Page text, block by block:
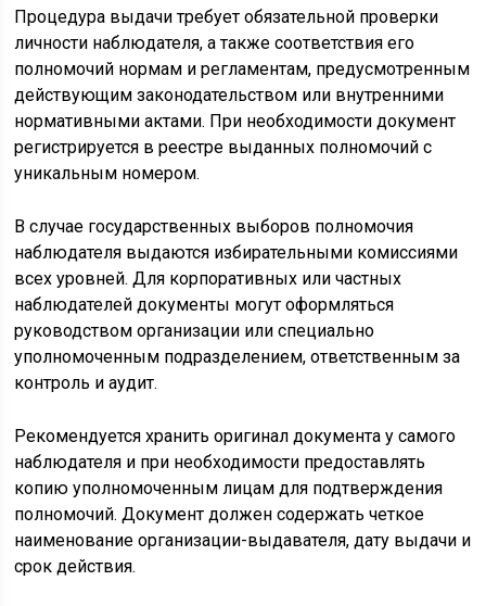
Процедура выдачи требует обязательной проверки
личности наблюдателя, а также соответствия его
полномочий нормам и регламентам, предусмотренным
действующим законодательством или внутренними
нормативными актами. При необходимости документ
регистрируется в реестре выданных полномочий с
уникальным номером.
В случае государственных выборов полномочия
наблюдателя выдаются избирательными комиссиями
всех уровней. Для корпоративных или частных
наблюдателей документы могут оформляться
руководством организации или специально
уполномоченным подразделением, ответственным за
контроль и аудит.
Рекомендуется хранить оригинал документа у самого
наблюдателя и при необходимости предоставлять
копию уполномоченным лицам для подтверждения
полномочий. Документ должен содержать четкое
наименование организации-выдавателя, дату выдачи и
срок действия.